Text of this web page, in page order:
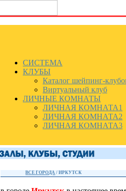
СИСТЕМА
КЛУБЫ
Каталог шейпинг-
Виртуальный клуб
ЛИЧНЫЕ КОМНАТЫ
ЛИЧНАЯ КОМНАТА1
ЛИЧНАЯ КОМНАТА2
ЛИЧНАЯ КОМНАТА3
ВСЕ ГОРОДА /ИРКУТСК